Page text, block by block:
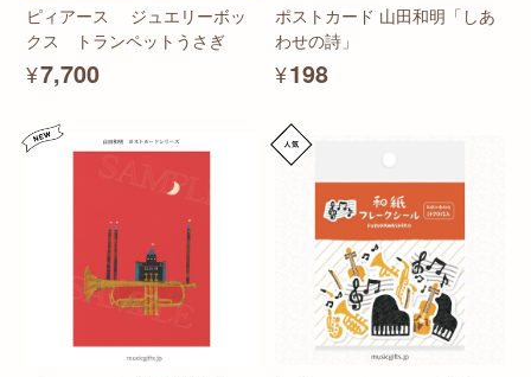
ピィアース ジュエリーボッ
クス トランペットうさぎ
¥7,700
ポストカード 山田和明「しあ
わせの詩」
¥198